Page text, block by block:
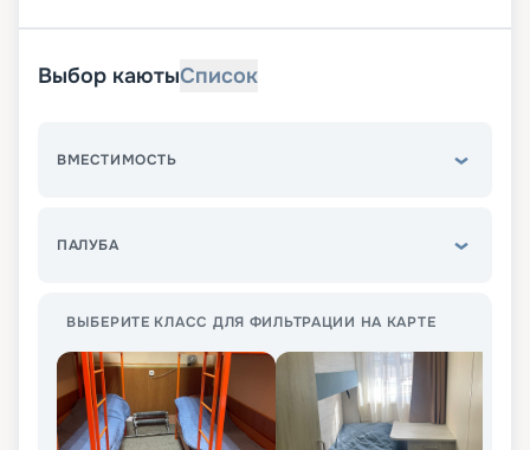
Выбор каютыСписок
ВМЕСТИМОСТЬ
ПАЛУБА
ВЫБЕРИТЕ КЛАСС ДЛЯ ФИЛЬТРАЦИИ НА КАРТЕ